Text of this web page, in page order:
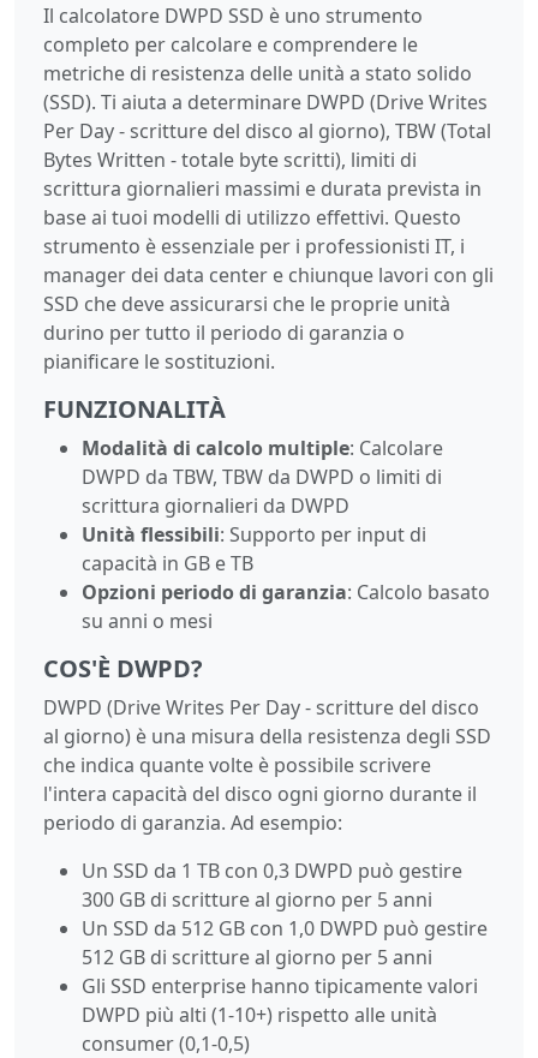
Il calcolatore DWPD SSD è uno strumento
completo per calcolare e comprendere le
metriche di resistenza delle unità a stato solido
(SSD). Ti aiuta a determinare DWPD (Drive Writes
Per Day - scritture del disco al giorno), TBW (Total
Bytes Written - totale byte scritti), limiti di
scrittura giornalieri massimi e durata prevista in
base ai tuoi modelli di utilizzo effettivi. Questo
strumento è essenziale per i professionisti IT, i
manager dei data center e chiunque lavori con gli
SSD che deve assicurarsi che le proprie unità
durino per tutto il periodo di garanzia o
pianificare le sostituzioni.
FUNZIONALITÀ
Modalità di calcolo multiple: Calcolare
DWPD da TBW, TBW da DWPD o limiti di
scrittura giornalieri da DWPD
Unità flessibili: Supporto per input di
capacità in GB e TB
Opzioni periodo di garanzia: Calcolo basato
su anni o mesi
COS'È DWPD?
DWPD (Drive Writes Per Day - scritture del disco
al giorno) è una misura della resistenza degli SSD
che indica quante volte è possibile scrivere
l'intera capacità del disco ogni giorno durante il
periodo di garanzia. Ad esempio:
Un SSD da 1 TB con 0,3 DWPD può gestire
300 GB di scritture al giorno per 5 anni
Un SSD da 512 GB con 1,0 DWPD può gestire
512 GB di scritture al giorno per 5 anni
Gli SSD enterprise hanno tipicamente valori
DWPD più alti (1-10+) rispetto alle unità
consumer (0,1-0,5)